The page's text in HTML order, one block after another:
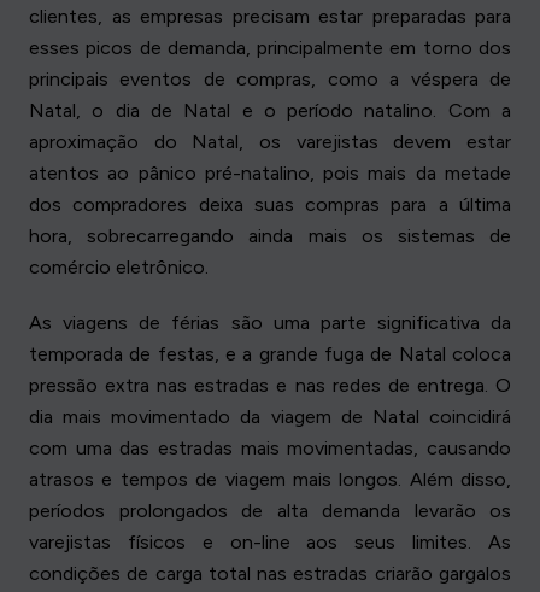
clientes, as empresas precisam estar preparadas para
esses picos de demanda, principalmente em torno dos
principais eventos de compras, como a véspera de
Natal, o dia de Natal e o período natalino. Com a
aproximação do Natal, os varejistas devem estar
atentos ao pânico pré-natalino, pois mais da metade
dos compradores deixa suas compras para a última
hora, sobrecarregando ainda mais os sistemas de
comércio eletrônico.
As viagens de férias são uma parte significativa da
temporada de festas, e a grande fuga de Natal coloca
pressão extra nas estradas e nas redes de entrega. O
dia mais movimentado da viagem de Natal coincidirá
com uma das estradas mais movimentadas, causando
atrasos e tempos de viagem mais longos. Além disso,
períodos prolongados de alta demanda levarão os
varejistas físicos e on-line aos seus limites. As
condições de carga total nas estradas criarão gargalos